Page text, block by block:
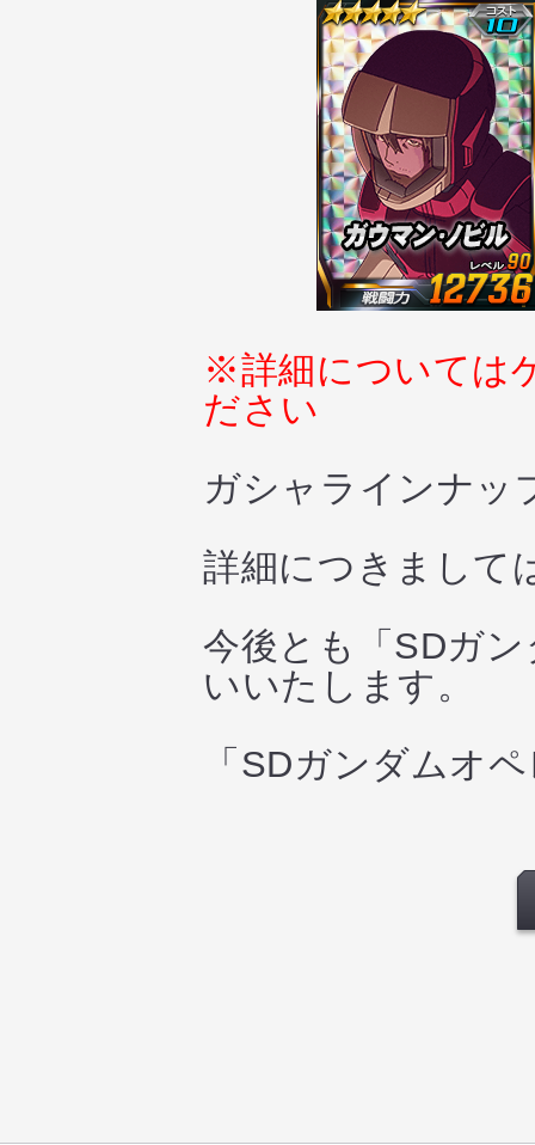
※詳細については
ださい
ガシャラインナッ
詳細につきまして
今後とも「SDガ
いいたします。
「SDガンダムオ